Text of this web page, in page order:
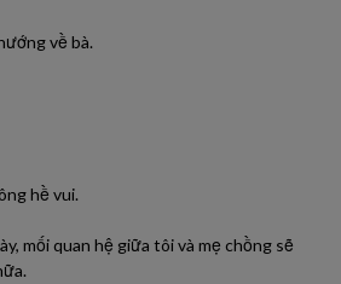
về bà.
hề vui.
mối quan hệ giữa tôi và mẹ chồng sẽ